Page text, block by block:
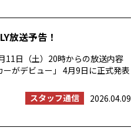
放送予告！
11日（土）20時からの放送内容
がデビュー」 4月9日に正式発表
スタッフ通信
2026.04.09